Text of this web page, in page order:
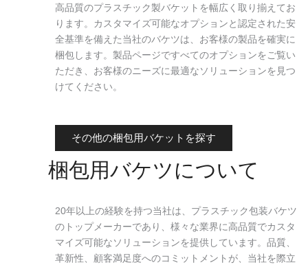
高品質のプラスチック製バケットを幅広く取り揃えてお
ります。カスタマイズ可能なオプションと認定された安
全基準を備えた当社のバケツは、お客様の製品を確実に
梱包します。製品ページですべてのオプションをご覧い
ただき、お客様のニーズに最適なソリューションを見つ
けてください。
その他の梱包用バケットを探す
梱包用バケツについて
20年以上の経験を持つ当社は、プラスチック包装バケツ
のトップメーカーであり、様々な業界に高品質でカスタ
マイズ可能なソリューションを提供しています。品質、
革新性、顧客満足度へのコミットメントが、当社を際立